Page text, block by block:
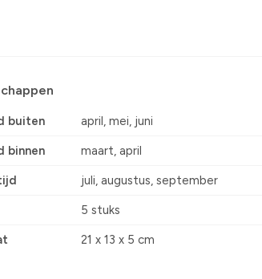
buiten april, mei, juni
binnen maart, april
juli, augustus, september
5 stuks
21 x 13 x 5 cm